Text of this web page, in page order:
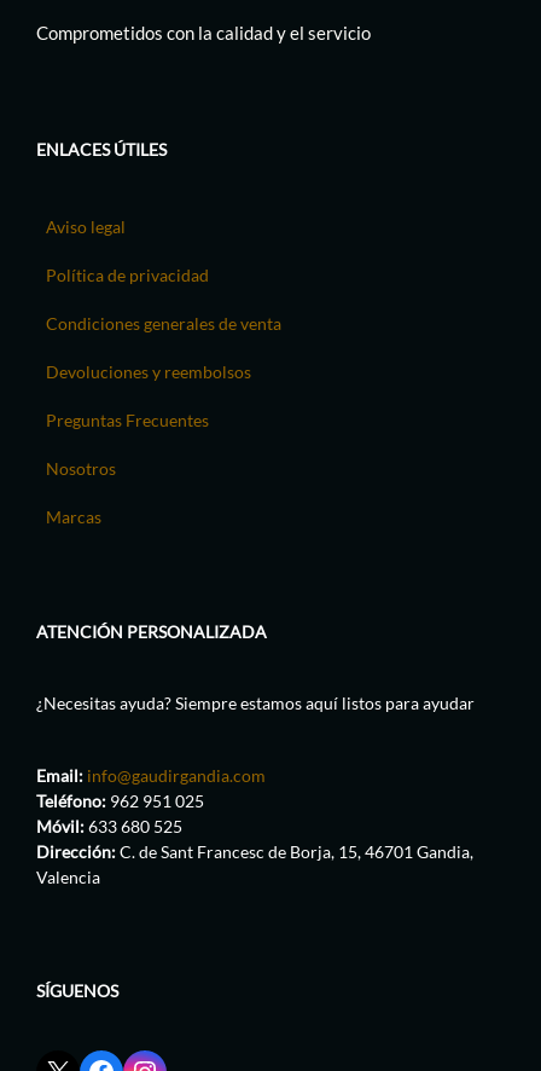
Comprometidos con la calidad y el servicio
ENLACES ÚTILES
Aviso legal
Política de privacidad
Condiciones generales de venta
Devoluciones y reembolsos
Preguntas Frecuentes
Nosotros
Marcas
ATENCIÓN PERSONALIZADA
¿Necesitas ayuda? Siempre estamos aquí listos para ayudar
Email: info@gaudirgandia.com
Teléfono: 962 951 025
Móvil:633 680 525
Dirección:C. de Sant Francesc de Borja, 15, 46701 Gandia,
Valencia
SÍGUENOS
EnlaceEnlaceEnlace